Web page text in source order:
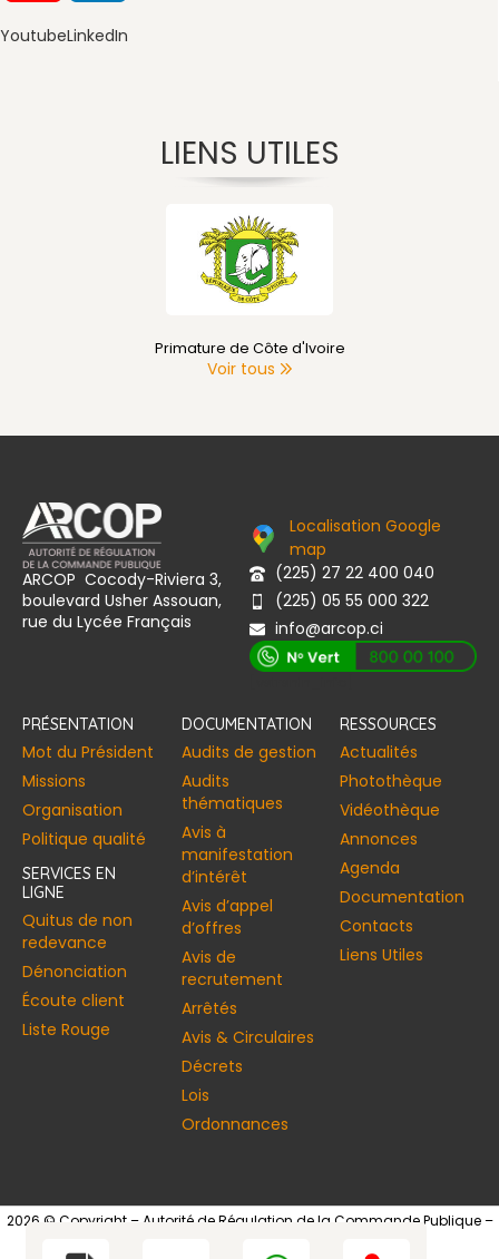
YoutubeLinkedIn
LIENS UTILES
Primature de Côte d'Ivoire
Voir tous
ARCOP Cocody-Riviera 3,
boulevard Usher Assouan,
rue du Lycée Français
Localisation Google
map
(225) 27 22 400 040
(225) 05 55 000 322
info@arcop.ci
PRÉSENTATION
Mot du Président
Missions
Organisation
Politique qualité
SERVICES EN
LIGNE
Quitus de non
redevance
Dénonciation
Écoute client
Liste Rouge
DOCUMENTATION
Audits de gestion
Audits
thématiques
Avis à
manifestation
d’intérêt
Avis d’appel
d’offres
Avis de
recrutement
Arrêtés
Avis & Circulaires
Décrets
Lois
Ordonnances
RESSOURCES
Actualités
Photothèque
Vidéothèque
Annonces​
Agenda
Documentation
Contacts
Liens Utiles
2026 © Copyright – Autorité de Régulation de la Commande Publique –